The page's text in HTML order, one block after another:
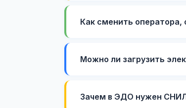
Как сменить оператора,
Можно ли загрузить
Зачем в ЭДО нужен